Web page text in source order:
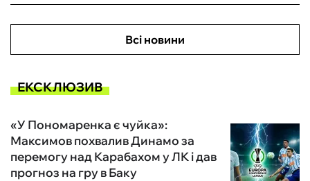
Всі новини
ЕКСКЛЮЗИВ
«У Пономаренка є чуйка»:
Максимов похвалив Динамо за
перемогу над Карабахом у ЛК і дав
прогноз на гру в Баку